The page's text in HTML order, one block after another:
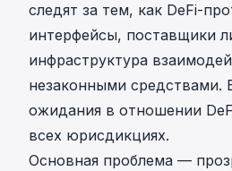
следят за тем, как DeFi-
интерфейсы, поставщики
инфраструктура
незаконными средствами.
ожидания в отношении
всех юрисдикциях.
Основная проблема —